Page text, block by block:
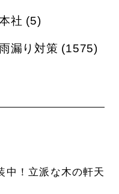
社 (5)
漏り対策 (1575)
中！立派な木の軒天